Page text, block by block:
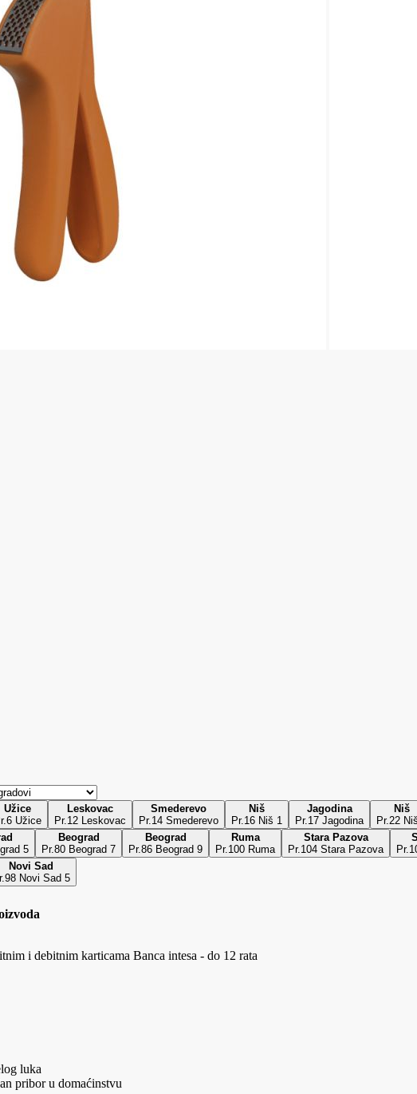
Užice
Pr.6 Užice
Leskovac
Pr.12 Leskovac
Smederevo
Pr.14 Smederevo
Niš
Pr.16 Niš 1
Jagodina
Pr.17 Jagodina
Niš
Pr.22
5
Beograd
Pr.80 Beograd 7
Beograd
Pr.86 Beograd 9
Ruma
Pr.100 Ruma
Stara Pazova
Pr.104 Stara Pazova
Novi Sad
Novi Sad 5
i debitnim karticama Banca intesa - do 12 rata
luka
pribor u domaćinstvu